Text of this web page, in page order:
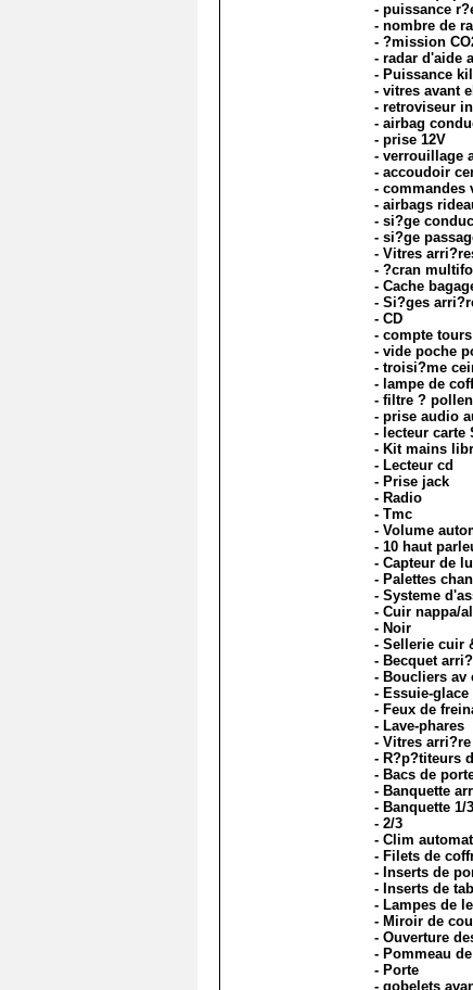
- puissance
- nombre de
- ?mission
- radar d'aide
- Puissance
- vitres avant
- retroviseur
- airbag
- prise 12V
- verrouillage
- accoudoir
- commandes
- airbags
- si?ge
- si?ge
- Vitres
- ?cran
- Cache
- Si?ges
- CD
- compte tours
- vide poche
- troisi?me
- lampe de
- filtre ? pollen
- prise audio
- lecteur carte
- Kit mains
- Lecteur cd
- Prise jack
- Radio
- Tmc
- Volume
- 10 haut
- Capteur de
- Palettes
- Systeme
- Cuir nappa/
- Noir
- Sellerie cuir
- Becquet
- Boucliers av
- Essuie-glace
- Feux de
- Lave-phares
- Vitres
- R?p?titeurs
- Bacs de
- Banquette
- Banquette 1/3
- 2/3
- Clim
- Filets de
- Inserts de
- Inserts de
- Lampes de
- Miroir de
- Ouverture
- Pommeau
- Porte
- gobelets